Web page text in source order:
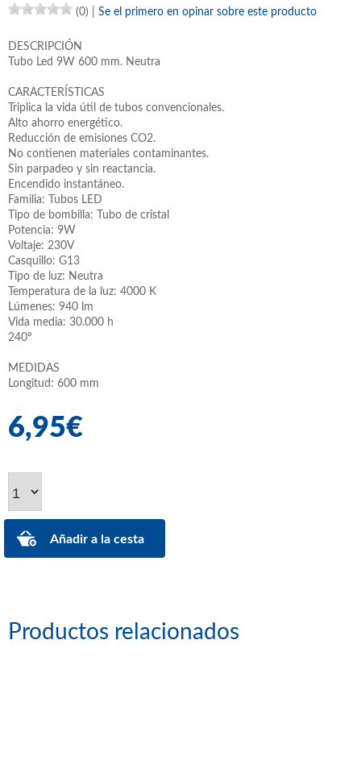
(0) Se el primero en opinar sobre este producto
DESCRIPCIÓN
Tubo Led 9W 600 mm. Neutra
CARACTERÍSTICAS
Triplica la vida útil de tubos convencionales.
Alto ahorro energético.
Reducción de emisiones CO2.
No contienen materiales contaminantes.
Sin parpadeo y sin reactancia.
Encendido instantáneo.
Familia: Tubos LED
Tipo de bombilla: Tubo de cristal
Potencia: 9W
Voltaje: 230V
Casquillo: G13
Tipo de luz: Neutra
Temperatura de la luz: 4000 K
Lúmenes: 940 lm
Vida media: 30.000 h
240º
MEDIDAS
Longitud: 600 mm
6,95€
Productos relacionados